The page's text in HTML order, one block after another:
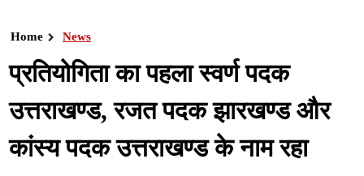
Home News
प्रतियोगिता का पहला स्वर्ण पदक
उत्तराखण्ड, रजत पदक झारखण्ड और
कांस्य पदक उत्तराखण्ड के नाम रहा